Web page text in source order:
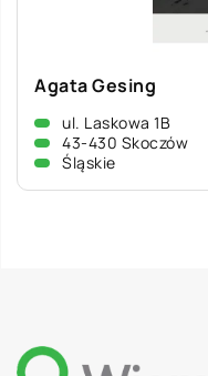
Agata Gesing
ul. Laskowa 1B
43-430 Skoczów
Śląskie